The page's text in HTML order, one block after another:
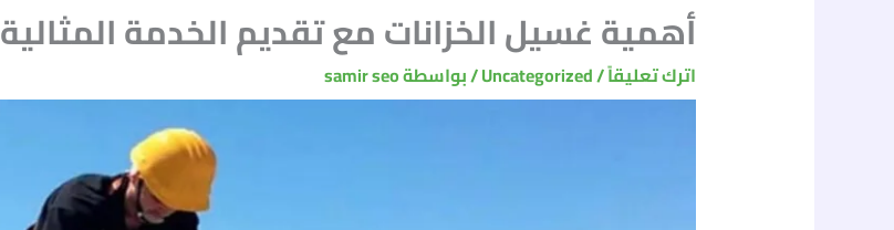
أهمية غسيل الخزانات مع تقديم الخدمة المثالية
اترك تعليقاً/
Uncategorized/ بواسطةsamir seo